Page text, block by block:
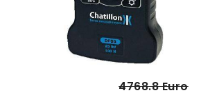
4768.8 Euro